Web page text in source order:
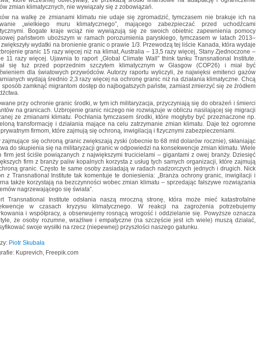
zmian klimatycznych, nie wywiązały się z zobowiązań.
na walkę ze zmianami klimatu nie udaje się zgromadzić, tymczasem nie brakuje ich na
„wielkiego muru klimatycznego”, mającego zabezpieczać przed uchodźcami
Bogate kraje wciąż nie wywiązują się ze swoich obietnic zapewnienia pomocy
państwom uboższym w ramach porozumienia paryskiego, tymczasem w latach 2013–
wydatki na bronienie granic o prawie 1/3. Przewodzą tej liście Kanada, która wydaje
granic 15 razy więcej niż na klimat, Australia – 13,5 razy więcej, Stany Zjednoczone –
11 razy więcej. Ujawnia to raport „Global Climate Wall” think tanku Transnational Institute.
się tuż przed poprzednim szczytem klimatycznym w Glasgow (COP26) i miał być
dla światowych przywódców. Autorzy raportu wyliczyli, że najwięksi emitenci gazów
wydają średnio 2,3 razy więcej na ochronę granic niż na działania klimatyczne. Chcą
sposób zamknąć migrantom dostęp do najbogatszych państw, zamiast zmierzyć się ze źródłem
przy ochronie granic środki, w tym ich militaryzacja, przyczyniają się do obrażeń i śmierci
na granicach. Uzbrojenie granic niczego nie rozwiązuje w obliczu nasilającej się migracji
ze zmianami klimatu. Pochłania tymczasem środki, które mogłyby być przeznaczone np.
transformację i działania mające na celu zatrzymanie zmian klimatu. Daje też ogromne
firmom, które zajmują się ochroną, inwigilacją i fizycznymi zabezpieczeniami.
zajmujące się ochroną granic zwiększają zyski (obecnie to 68 mld dolarów rocznie), skłaniając
do skupienia się na militaryzacji granic w odpowiedzi na konsekwencje zmian klimatu. Wiele
firm jest ściśle powiązanych z największymi trucicielami – gigantami z owej branży. Dziesięć
firm z branży paliw kopalnych korzysta z usług tych samych organizacji, które zajmują
granic. Często te same osoby zasiadają w radach nadzorczych jednych i drugich. Nick
z Transnational Institute tak komentuje te doniesienia: „Branża ochrony granic, inwigilacji i
także korzystają na bezczynności wobec zmian klimatu – sprzedając fałszywe rozwiązania
nagrzewającego się świata”.
Transnational Institute odsłania naszą mroczną stronę, która może mieć katastrofalne
w czasach kryzysu klimatycznego. W reakcji na zagrożenia potrzebujemy
i współpracy, a obserwujemy rosnącą wrogość i oddzielanie się. Powyższe oznacza
że osoby rozumne, wrażliwe i empatyczne (na szczęście jest ich wiele) muszą działać,
swoje wysiłki na rzecz (niepewnej) przyszłości naszego gatunku.
Piotr Skubała
Kuprevich, Freepik.com